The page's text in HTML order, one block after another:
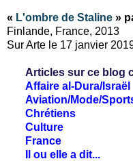
« L'ombre de Staline »
Finlande, France, 2013
Sur Arte le 17 janvier
Articles sur ce blog
Affaire al-Dura/Israël
Aviation/Mode/
Chrétiens
Culture
France
Il ou elle a dit...